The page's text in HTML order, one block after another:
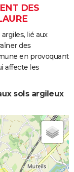
DES
lié aux
des
en provoquant
affecte les
sols argileux